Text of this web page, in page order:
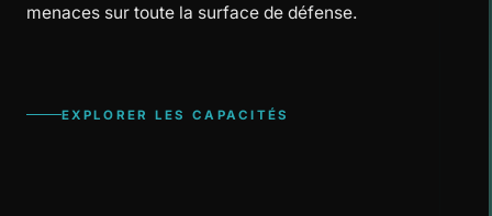
menaces sur toute la surface de défense.
EXPLORER LES CAPACITÉS